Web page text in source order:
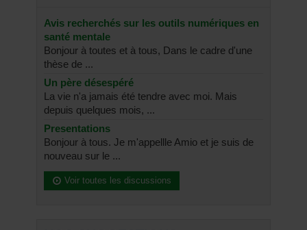
Avis recherchés sur les outils numériques en
santé mentale
Bonjour à toutes et à tous, Dans le cadre d'une
thèse de ...
Un père désespéré
La vie n'a jamais été tendre avec moi. Mais
depuis quelques mois, ...
Presentations
Bonjour à tous. Je m'appellle Amio et je suis de
nouveau sur le ...
Voir toutes les discussions